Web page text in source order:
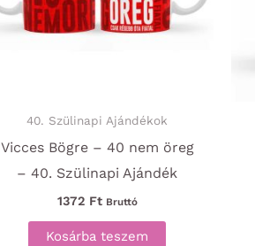
40. Szülinapi Ajándékok
Vicces Bögre – 40 nem öreg
– 40. Szülinapi Ajándék
1372 Ft Bruttó
Kosárba teszem